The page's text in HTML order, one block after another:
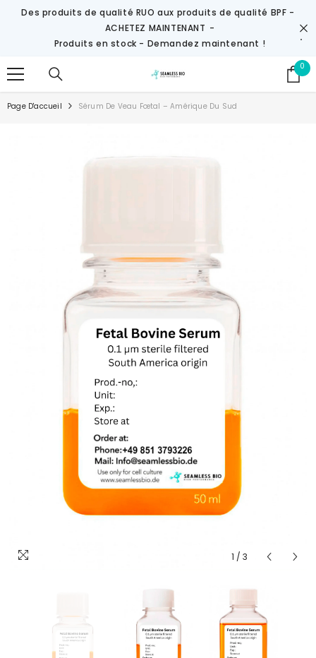
IGNORER ET PASSER AU CONTENU
Des produits de qualité RUO aux produits de qualité BPF -
ACHETEZ MAINTENANT -
Produits en stock - Demandez maintenant !
0 0
Page D'accueil Sérum De Veau Fœtal – Amérique Du Sud
1 / 3